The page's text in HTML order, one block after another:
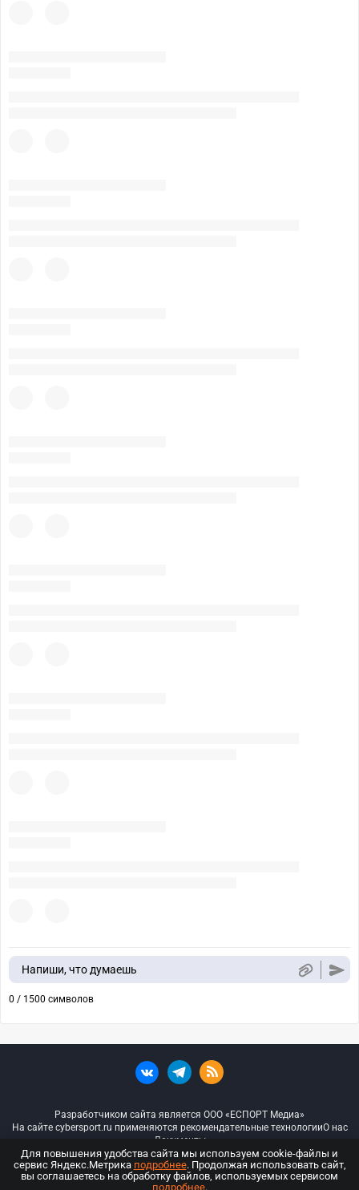
Напиши, что думаешь
0 / 1500 символов
Разработчиком сайта является ООО «ЕСПОРТ Медиа»
На сайте cybersport.ru применяются рекомендательные технологииО нас
Документы
© ООО «Киберспорт.ру» — Все права защищены
Для повышения удобства сайта мы используем cookie-файлы и
сервис Яндекс.Метрика подробнее. Продолжая использовать сайт,
вы соглашаетесь на обработку файлов, используемых сервисом
подробнее.